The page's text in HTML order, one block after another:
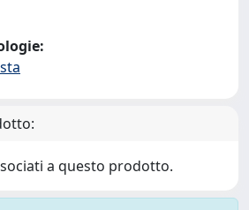
a questo prodotto.